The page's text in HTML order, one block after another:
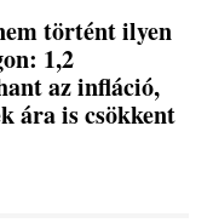
történt ilyen
1,2
az infláció,
ára is csökkent